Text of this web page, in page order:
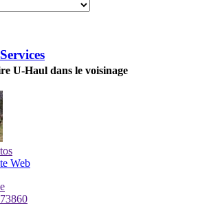
U-Haul dans le voisinage
Web